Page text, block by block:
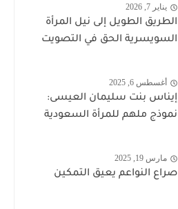
يناير 7, 2026
الطريق الطويل إلى نيل المرأة
السويسرية الحق في التصويت
أغسطس 6, 2025
إيناس بنت سليمان العيسى:
نموذج ملهم للمرأة السعودية
مارس 19, 2025
صراع النواعم يعيق التمكين